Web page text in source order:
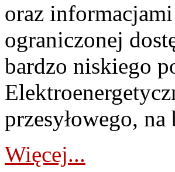
oraz
ograniczonej
bardzo niskiego
przesyłowego,
Więcej...